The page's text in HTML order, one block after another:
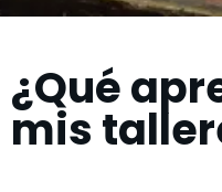
¿Qué
mis